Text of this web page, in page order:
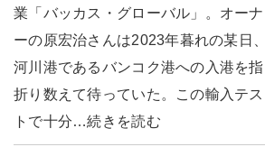
業「バッカス・グローバル」。オーナ
ーの原宏治さんは2023年暮れの某日、
河川港であるバンコク港への入港を指
折り数えて待っていた。この輸入テス
トで十分…続きを読む